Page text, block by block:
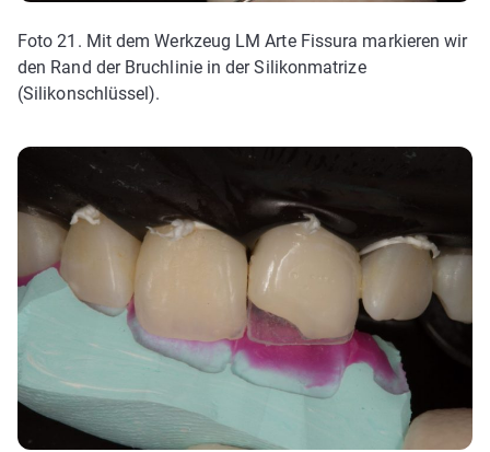
Foto 21. Mit dem Werkzeug LM Arte Fissura markieren wir
den Rand der Bruchlinie in der Silikonmatrize
(Silikonschlüssel).